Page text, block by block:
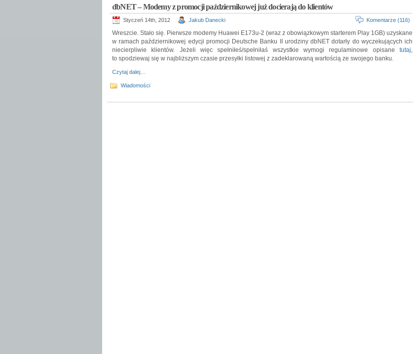
dbNET – Modemy z promocji październikowej już docierają do klientów
Styczeń 14th, 2012 Jakub Danecki Komentarze (116)
Wreszcie. Stało się. Pierwsze modemy Huawei E173u-2 (wraz z obowiązkowym starterem Play 1GB) uzyskane
w ramach październikowej edycji promocji Deutsche Banku II urodziny dbNET dotarły do wyczekujących ich
niecierpliwie klientów. Jeżeli więc spełniłeś/spełniłaś wszystkie wymogi regulaminowe opisane tutaj,
to spodziewaj się w najbliższym czasie przesyłki listowej z zadeklarowaną wartością ze swojego banku.
Czytaj dalej…
Wiadomości